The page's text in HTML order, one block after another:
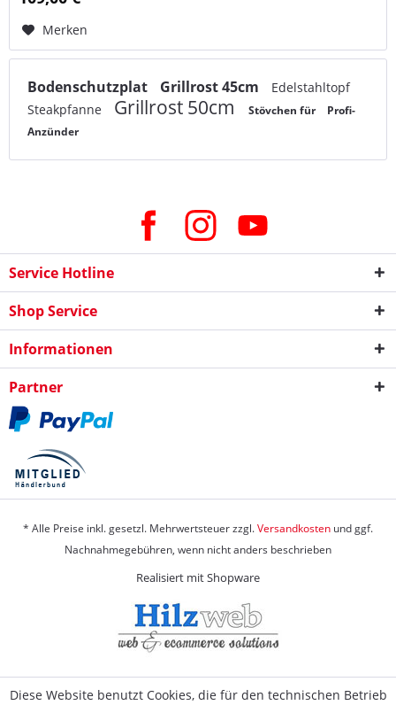
Merken
Bodenschutzplat Grillrost 45cm
Edelstahltopf
Steakpfanne
Grillrost 50cm Stövchen für
Profi-
Anzünder
Service Hotline
Shop Service
Informationen
Partner
* Alle Preise inkl. gesetzl. Mehrwertsteuer zzgl.Versandkosten und ggf.
Nachnahmegebühren, wenn nicht anders beschrieben
Realisiert mit Shopware
Diese Website benutzt Cookies, die für den technischen Betrieb